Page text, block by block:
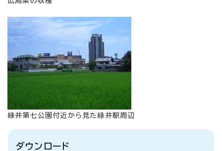
緑井第七公園付近から見た緑井駅周辺
ダウンロード